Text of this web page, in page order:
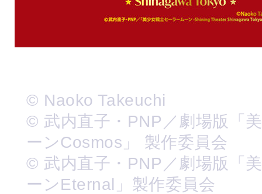
© Naoko Takeuchi
© 武内直子・PNP／劇場版「
ーンCosmos」 製作委員会
© 武内直子・PNP／劇場版「
ーンEternal」製作委員会